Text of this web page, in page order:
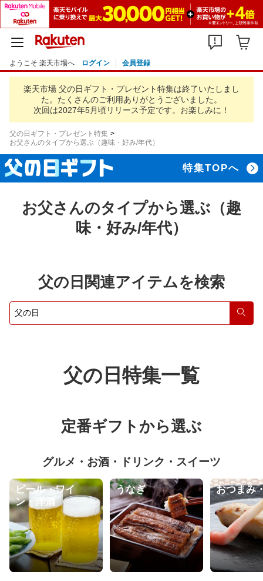
ようこそ 楽天市場へ ログイン 会員登録
楽天市場 父の日ギフト・プレゼント特集は終了いたしまし
た。 たくさんのご利用ありがとうございました。
次回は2027年5月頃リリース予定です。お楽しみに！
父の日ギフト・プレゼント特集
お父さんのタイプから選ぶ（趣味・好み/年代）
特集TOPへ
お父さんのタイプから選ぶ（趣
味・好み/年代）
父の日関連アイテムを検索
検索
父の日特集一覧
定番ギフトから選ぶ
グルメ・お酒・ドリンク・スイーツ
ビール・ワイ
ン・洋酒
うなぎ おつまみ